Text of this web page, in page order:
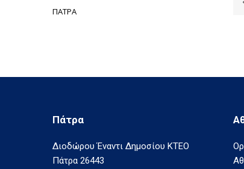
ΠΑΤΡΑ
Πάτρα
Διοδώρου Έναντι Δημοσίου ΚΤΕΟ
Πάτρα 26443